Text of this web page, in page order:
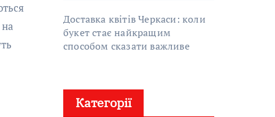
Доставка квітів Черкаси: коли
букет стає найкращим
способом сказати важливе
Категорії